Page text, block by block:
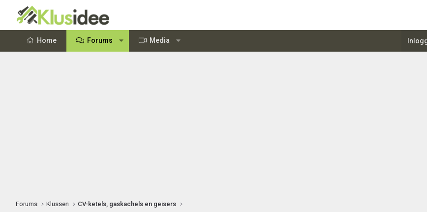
Home Forums Media
Forums Klussen CV-ketels, gaskachels en geisers